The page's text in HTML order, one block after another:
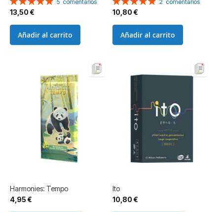
100%
5 comentarios
13,50 €
Añadir al carrito
100%
2 comentarios
10,80 €
Añadir al carrito
Harmonies: Tempo
4,95 €
Ito
10,80 €